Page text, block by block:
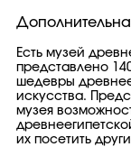
Есть музей
представлено
шедевры
искусства.
музея
их посетить